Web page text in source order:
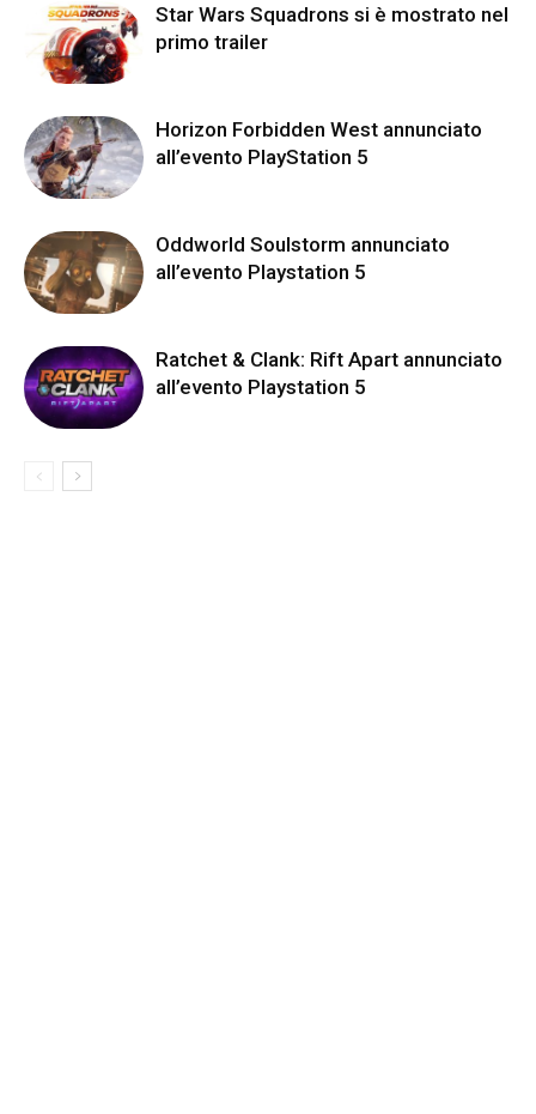
Star Wars Squadrons si è mostrato nel
primo trailer
Horizon Forbidden West annunciato
all’evento PlayStation 5
Oddworld Soulstorm annunciato
all’evento Playstation 5
Ratchet & Clank: Rift Apart annunciato
all’evento Playstation 5